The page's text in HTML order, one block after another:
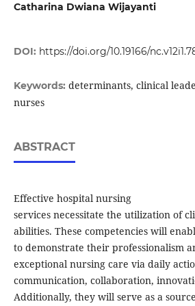
Catharina Dwiana Wijayanti
DOI: https://doi.org/10.19166/
Keywords: determinants, clinical
nurses
ABSTRACT
Effective hospital nursing
services necessitate the utilization of
abilities. These competencies will
to demonstrate their professionalism
exceptional nursing care via daily
communication, collaboration,
Additionally, they will serve as a